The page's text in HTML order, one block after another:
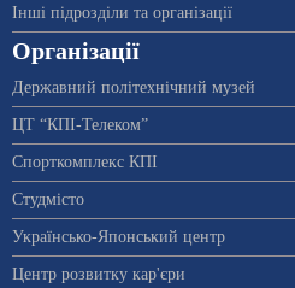
Інші підрозділи та організації
Організації
Державний політехнічний музей
ЦТ “КПІ-Телеком”
Спорткомплекс КПІ
Студмісто
Українсько-Японський центр
Центр розвитку кар'єри